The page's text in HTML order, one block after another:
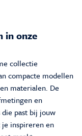
in onze
collectie
compacte modellen
materialen. De
en
past bij jouw
je inspireren en